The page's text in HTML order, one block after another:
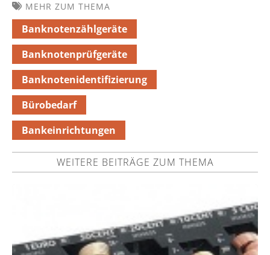
MEHR ZUM THEMA
Banknotenzählgeräte
Banknotenprüfgeräte
Banknotenidentifizierung
Bürobedarf
Bankeinrichtungen
WEITERE BEITRÄGE ZUM THEMA